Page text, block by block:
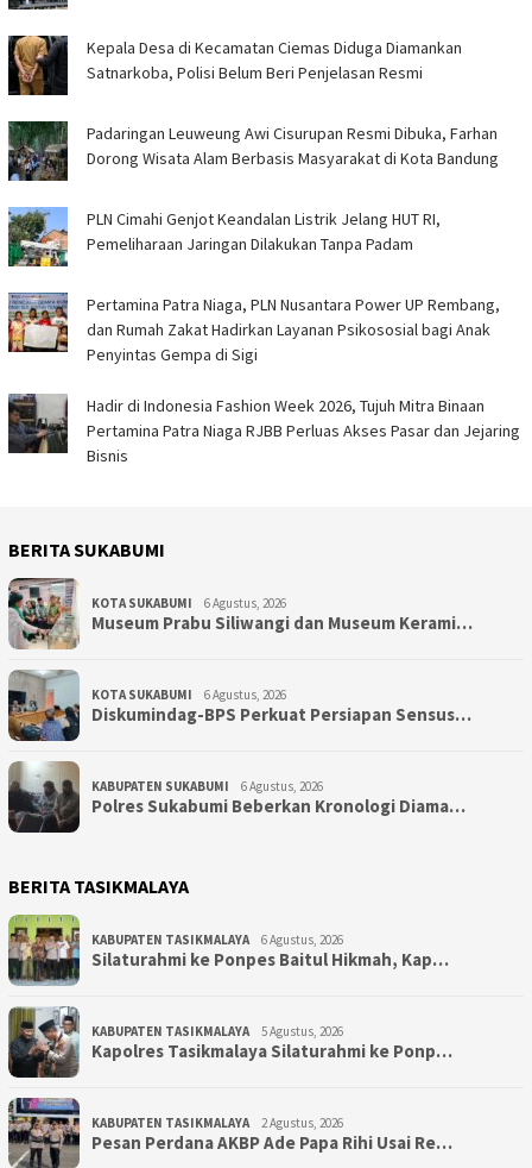
Kepala Desa di Kecamatan Ciemas Diduga Diamankan
Satnarkoba, Polisi Belum Beri Penjelasan Resmi
Padaringan Leuweung Awi Cisurupan Resmi Dibuka, Farhan
Dorong Wisata Alam Berbasis Masyarakat di Kota Bandung
PLN Cimahi Genjot Keandalan Listrik Jelang HUT RI,
Pemeliharaan Jaringan Dilakukan Tanpa Padam
Pertamina Patra Niaga, PLN Nusantara Power UP Rembang,
dan Rumah Zakat Hadirkan Layanan Psikososial bagi Anak
Penyintas Gempa di Sigi
Hadir di Indonesia Fashion Week 2026, Tujuh Mitra Binaan
Pertamina Patra Niaga RJBB Perluas Akses Pasar dan Jejaring
Bisnis
BERITA SUKABUMI
KOTA SUKABUMI 6 Agustus, 2026
Museum Prabu Siliwangi dan Museum Kerami…
KOTA SUKABUMI 6 Agustus, 2026
Diskumindag-BPS Perkuat Persiapan Sensus…
KABUPATEN SUKABUMI 6 Agustus, 2026
Polres Sukabumi Beberkan Kronologi Diama…
BERITA TASIKMALAYA
KABUPATEN TASIKMALAYA 6 Agustus, 2026
Silaturahmi ke Ponpes Baitul Hikmah, Kap…
KABUPATEN TASIKMALAYA 5 Agustus, 2026
Kapolres Tasikmalaya Silaturahmi ke Ponp…
KABUPATEN TASIKMALAYA 2 Agustus, 2026
Pesan Perdana AKBP Ade Papa Rihi Usai Re…